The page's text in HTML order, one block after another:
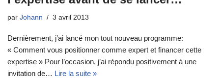
par Johann 3 avril 2013
Dernièrement, j’ai lancé mon tout nouveau programme:
« Comment vous positionner comme expert et financer cette
expertise » Pour l’occasion, j’ai répondu positivement à une
invitation de… Lire la suite »